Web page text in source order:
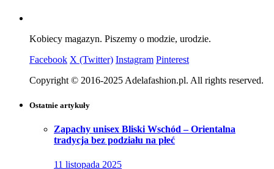
Kobiecy magazyn. Piszemy o modzie, urodzie.
Facebook X (Twitter) Instagram Pinterest
Copyright © 2016-2025 Adelafashion.pl. All rights reserved.
Ostatnie artykuły
Zapachy unisex Bliski Wschód – Orientalna
tradycja bez podziału na płeć
11 listopada 2025